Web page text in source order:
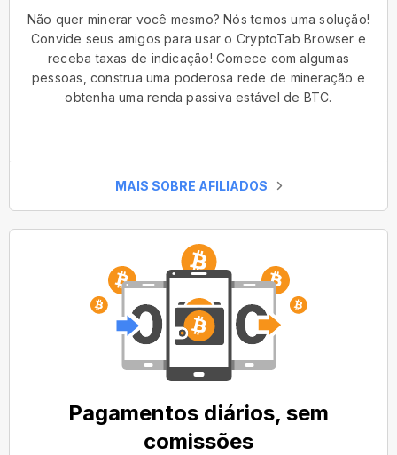
Não quer minerar você mesmo? Nós temos uma solução!
Convide seus amigos para usar o CryptoTab Browser e
receba taxas de indicação! Comece com algumas
pessoas, construa uma poderosa rede de mineração e
obtenha uma renda passiva estável de BTC.
MAIS SOBRE AFILIADOS
Pagamentos diários, sem
comissões